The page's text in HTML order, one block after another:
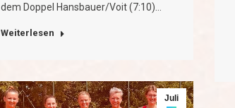
dem Doppel Hansbauer/Voit (7:10)…
Weiterlesen
Juli